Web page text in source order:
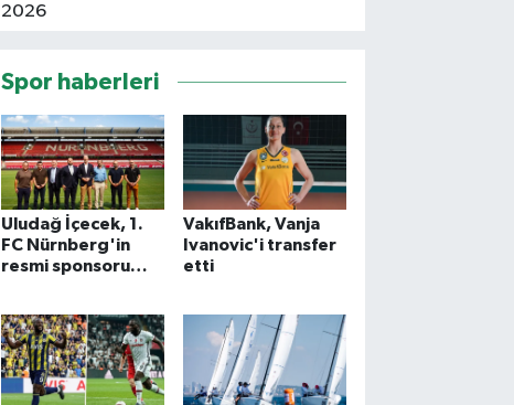
Spor haberleri
Uludağ İçecek, 1.
FC Nürnberg'in
resmi sponsoru
VakıfBank, Vanja
Ivanovic'i transfer
etti